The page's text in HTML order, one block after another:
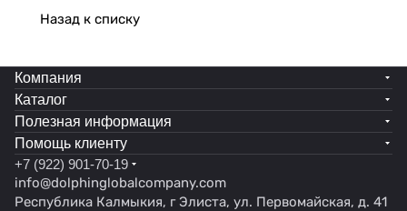
обеспечивает максимальное прилегание к телу,
купальник для танцев привлекательным и
запоминающимся. Купальник гимнастический с
юбкой - это не только практичная и
функциональная вещь для занятий спортом, но и
стильный аксессуар, которым можно выразить
свою индивидуальность и стать звездой на поле
Назад к списку
Компания
Каталог
Полезная информация
Помощь клиенту
+7 (922) 901-70-19
info@dolphinglobalcompany.com
Республика Калмыкия, г Элиста, ул. Первомайская, д. 41